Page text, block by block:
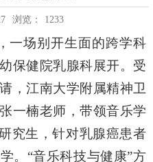
浏览： 1233
一场别开生面的跨学科
保健院乳腺科展开。受
，江南大学附属精神卫
一楠老师，带领音乐学
究生，针对乳腺癌患者
。 “音乐科技与健康”方